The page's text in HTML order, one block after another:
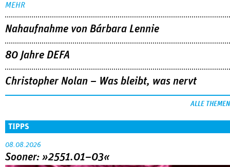
MEHR
Nahaufnahme von Bárbara Lennie
80 Jahre DEFA
Christopher Nolan – Was bleibt, was nervt
ALLE THEMEN
TIPPS
08.08.2026
Sooner: »2551.01–03«